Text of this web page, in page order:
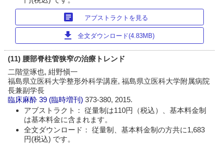
article アブストラクトを見る
download 全文ダウンロード(4.83MB)
(11) 腰部脊柱管狭窄の治療トレンド
二階堂琢也, 紺野愼一
福島県立医科大学整形外科学講座, 福島県立医科大学附属病院
長兼副学長
臨床麻酔 39 (臨時増刊)373-380, 2015.
アブストラクト： 従量制は110円（税込）、基本料金制
は基本料金に含まれます。
全文ダウンロード： 従量制、基本料金制の方共に1,683
円(税込) です。